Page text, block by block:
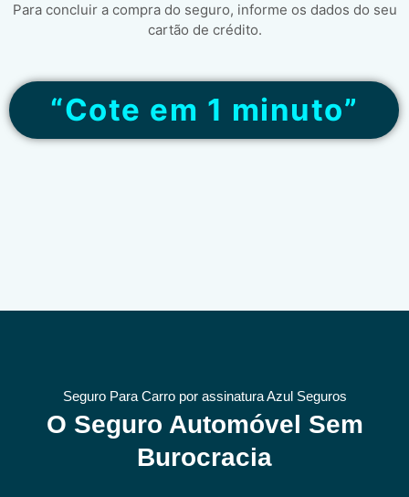
Para concluir a compra do seguro, informe os dados do seu
cartão de crédito.
“Cote em 1 minuto”
Seguro Para Carro por assinatura Azul Seguros
O Seguro Automóvel Sem
Burocracia